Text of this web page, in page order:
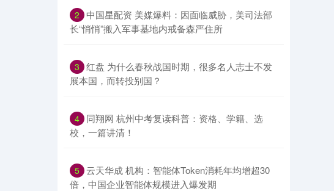
2 中国星配资 美媒爆料：因面临威胁，美司法部
长“悄悄”搬入军事基地内戒备森严住所
3 红盘 为什么春秋战国时期，很多名人志士不发
展本国，而转投别国？
4 同翔网 杭州中考复读科普：资格、学籍、选
校，一篇讲清！
5 云天华成 机构：智能体Token消耗年均增超30
倍，中国企业智能体规模进入爆发期